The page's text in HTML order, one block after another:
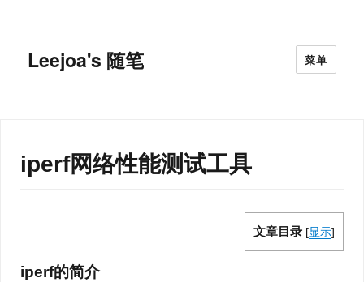
Leejoa's 随笔 菜单
iperf网络性能测试工具
文章目录 [显示]
iperf的简介